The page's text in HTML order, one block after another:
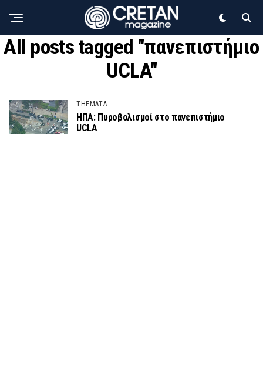
All posts tagged "πανεπιστήμιο
UCLA"
THEMATA
ΗΠΑ: Πυροβολισμοί στο πανεπιστήμιο
UCLA